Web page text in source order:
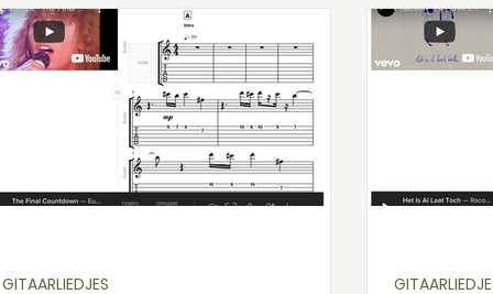
aanslaan van de snaren geen noten hoort
maar slechts een ritmische “tsjak”.
Verderop in het nummer, namelijk i
maar ze
moeilijk is
te vinden.
aan de
GITAARLIEDJES